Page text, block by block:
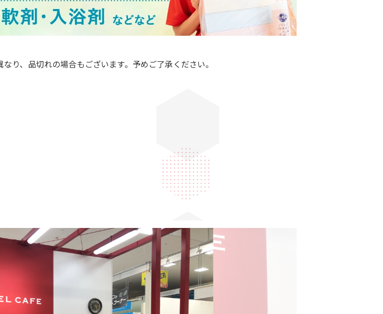
り、品切れの場合もございます。予めご了承ください。